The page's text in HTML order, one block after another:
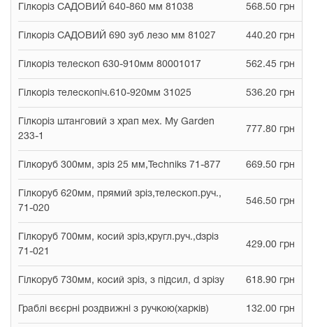
Гілкоріз САДОВИЙ 640-860 мм 81038 568.50 грн
Гілкоріз САДОВИЙ 690 зуб лезо мм 81027 440.20 грн
Гілкоріз телескоп 630-910мм 80001017 562.45 грн
Гілкоріз телескопіч.610-920мм 31025 536.20 грн
Гілкоріз штанговий з храп мех. My Garden
233-1
777.80 грн
Гілкоруб 300мм, зріз 25 мм,Techniks 71-877 669.50 грн
Гілкоруб 620мм, прямий зріз,телескоп.руч.,
71-020
546.50 грн
Гілкоруб 700мм, косий зріз,кругл.руч.,dзріз
71-021
429.00 грн
Гілкоруб 730мм, косий зріз, з підсил, d зрізу 618.90 грн
Граблі вєєрні роздвижні з ручкою(харків) 132.00 грн